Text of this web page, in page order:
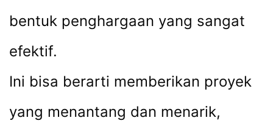
bentuk penghargaan yang sangat
efektif.
Ini bisa berarti memberikan proyek
yang menantang dan menarik,